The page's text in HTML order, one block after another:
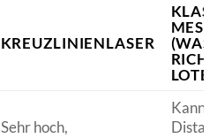
KREUZLINIENLASER
Sehr hoch,
Kann